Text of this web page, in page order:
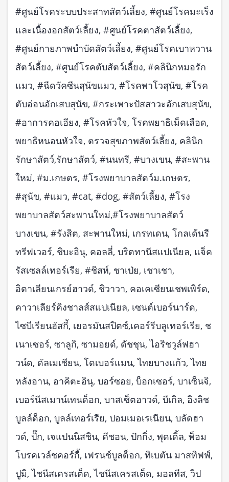
#ศูนย์โรคระบบประสาทสัตว์เลี้ยง, #ศูนย์โรคมะเร็ง
และเนื้องอกสัตว์เลี้ยง, #ศูนย์โรคตาสัตว์เลี้ยง,
#ศูนย์กายภาพบำบัดสัตว์เลี้ยง, #ศูนย์โรคเบาหวาน
สัตว์เลี้ยง, #ศูนย์โรคตับสัตว์เลี้ยง, #คลินิกหมอรัก
แมว, #ฉีดวัคซีนสุนัขแมว, #โรคพาโวสุนัข, #โรค
ตับอ่อนอักเสบสุนัข, #กระเพาะปัสสาวะอักเสบสุนัข,
#อาการคอเอียง, #โรคหัวใจ, โรคพยาธิเม็ดเลือด,
พยาธิหนอนหัวใจ, ตรวจสุขภาพสัตว์เลี้ยง, คลินิก
รักษาสัตว์,รักษาสัตว์, #นนทรี, #บางเขน, #สะพาน
ใหม่, #ม.เกษตร, #โรงพยาบาลสัตว์ม.เกษตร,
#สุนัข, #แมว, #cat, #dog, #สัตว์เลี้ยง, #โรง
พยาบาลสัตว์สะพานใหม่,#โรงพยาบาลสัตว์
บางเขน, #รังสิต, สะพานใหม่, เกรทเดน, โกลเด้นรี
ทรีฟเวอร์, ชิบะอินุ, คอลลี่, บริตทานีสแปเนียล, แจ็ค
รัสเซลล์เทอร์เรีย, #ชิสห์, ชาเป่ย, เชาเชา,
อิตาเลียนเกรย์ฮาวด์, ชิวาวา, คอเคเซียนเชพเพิร์ด,
คาวาเลียร์คิงชาลส์สแปเนียล, เซนต์เบอร์นาร์ด,
ไซบีเรียนฮัสกี้, เยอรมันสปิตซ์,เคอร์รีบลูเทอร์เรีย, ช
เนาเซอร์, ซาลูกิ, ซามอยด์, ดัชชุน, ไอริชวูล์ฟฮา
วน์ด, ดัลเมเชียน, โดเบอร์แมน, ไทยบางแก้ว, ไทย
หลังอาน, อาคิตะอินุ, บอร์ซอย, บ็อกเซอร์, บาเซ็นจิ,
เบอร์นีสเมาน์เทนด็อก, บาสเซ็ตฮาวด์, บีเกิล, อิงลิช
บูลล์ด็อก, บูลล์เทอร์เรีย, ปอมเมอเรเนียน, บลัดฮา
วด์, ปั๊ก, เจแปนนิสชิน, คีชอน, ปักกิ่ง, พุดเดิ้ล, พ็อม
โบรคเวล์ชคอร์กี้, เฟรนช์บูลด็อก, ทิเบตัน มาสทิฟฟ์,
ปูมิ, ไชนีสเครสเต็ด, ไชนีสเครสเต็ด, มอลทีส, วิป